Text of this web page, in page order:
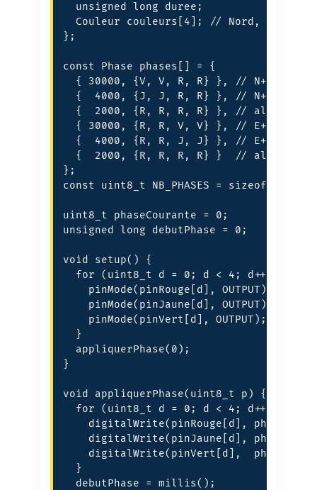
  unsigned long duree;
Couleur couleurs[4]; // Nord, Sud,
};
const Phase phases[] = {
  { 30000, {V, V, R, R} }, // N+S vert
  {  4000, {J, J, R, R} }, // N+S jaune
{  2000, {R, R, R, R} }, // all-red
  { 30000, {R, R, V, V} }, // E+O vert
  {  4000, {R, R, J, J} }, // E+O jaune
{  2000, {R, R, R, R} }  // all-red
};
const uint8_t NB_PHASES =
uint8_t phaseCourante = 0;
unsigned long debutPhase = 0;
void setup() {
  for (uint8_t d = 0; d < 4; d++) {
    pinMode(pinRouge[d], OUTPUT);
    pinMode(pinJaune[d], OUTPUT);
    pinMode(pinVert[d], OUTPUT);
  }
  appliquerPhase(0);
}
void appliquerPhase(uint8_t p) {
  for (uint8_t d = 0; d < 4; d++) {
digitalWrite(pinRouge[d],
digitalWrite(pinJaune[d],
digitalWrite(pinVert[d],
  }
  debutPhase = millis();